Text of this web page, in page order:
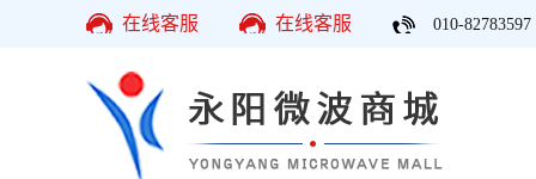
在线客服 在线客服 010-82783597